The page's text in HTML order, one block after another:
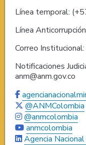
Línea temporal:
Línea
Correo
Notificaciones
anm@anm.gov.co
@ANMColombia
@anmcolombia
anmcolombia
Agencia